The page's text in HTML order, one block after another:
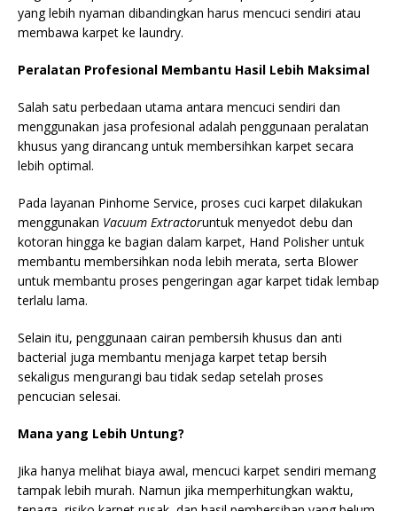
yang lebih nyaman dibandingkan harus mencuci sendiri atau
membawa karpet ke laundry.
Peralatan Profesional Membantu Hasil Lebih Maksimal
Salah satu perbedaan utama antara mencuci sendiri dan
menggunakan jasa profesional adalah penggunaan peralatan
khusus yang dirancang untuk membersihkan karpet secara
lebih optimal.
Pada layanan Pinhome Service, proses cuci karpet dilakukan
menggunakan Vacuum Extractoruntuk menyedot debu dan
kotoran hingga ke bagian dalam karpet, Hand Polisher untuk
membantu membersihkan noda lebih merata, serta Blower
untuk membantu proses pengeringan agar karpet tidak lembap
terlalu lama.
Selain itu, penggunaan cairan pembersih khusus dan anti
bacterial juga membantu menjaga karpet tetap bersih
sekaligus mengurangi bau tidak sedap setelah proses
pencucian selesai.
Mana yang Lebih Untung?
Jika hanya melihat biaya awal, mencuci karpet sendiri memang
tampak lebih murah. Namun jika memperhitungkan waktu,